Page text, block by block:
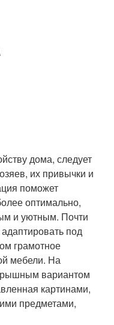
дома, следует
их привычки и
поможет
оптимально,
и уютным. Почти
под
грамотное
мебели. На
вариантом
картинами,
предметами,